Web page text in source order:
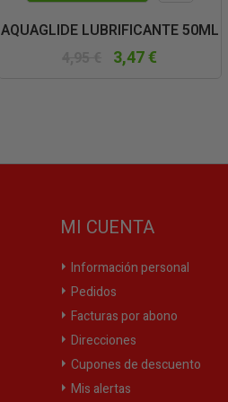
AQUAGLIDE LUBRIFICANTE 50ML
3,47 €
MI CUENTA
Información personal
Pedidos
Facturas por abono
Direcciones
Cupones de descuento
Mis alertas